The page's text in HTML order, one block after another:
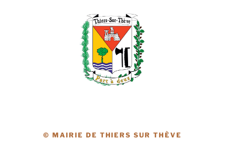
© MAIRIE DE THIERS SUR THÈVE